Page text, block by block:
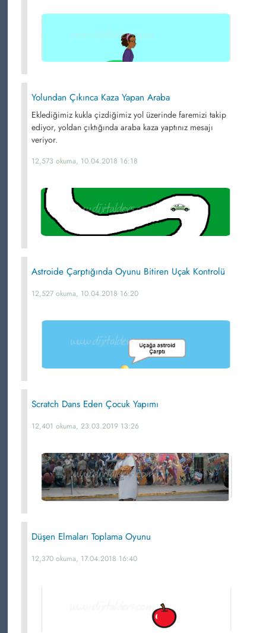
Yolundan Çıkınca Kaza Yapan Araba
Eklediğimiz kukla çizdiğimiz yol üzerinde faremizi takip
ediyor, yoldan çıktığında araba kaza yaptınız mesajı
veriyor.
12,573 okuma, 10.04.2018 16:18
Astroide Çarptığında Oyunu Bitiren Uçak Kontrolü
12,527 okuma, 10.04.2018 16:20
Scratch Dans Eden Çocuk Yapımı
12,401 okuma, 23.03.2019 13:26
Düşen Elmaları Toplama Oyunu
12,370 okuma, 17.04.2018 16:40